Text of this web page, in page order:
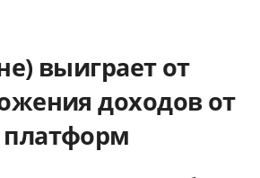
выиграет от
доходов от